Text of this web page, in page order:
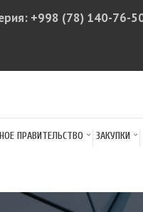
+998 (78) 140-76-
ПРАВИТЕЛЬСТВО ЗАКУПКИ